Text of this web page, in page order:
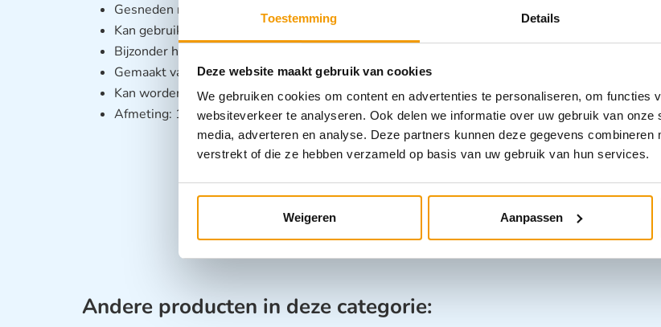
Toestemming Details
Deze website maakt gebruik van cookies
We gebruiken cookies om content en advertenties te personaliseren, om functies
websiteverkeer te analyseren. Ook delen we informatie over uw gebruik van
media, adverteren en analyse. Deze partners kunnen deze gegevens combineren
verstrekt of die ze hebben verzameld op basis van uw gebruik van hun services.
Weigeren Aanpassen
Gesneden ringen van aluminium, celluloid of plastic
Kan gebruikt worden bij kleine vogels
Bijzonder handzaam en stabiel
Gemaakt van roestvrij staal
Kan worden gedesinfecteerd en gesteriliseerd
Afmeting: 10 cm
Andere producten in deze categorie: